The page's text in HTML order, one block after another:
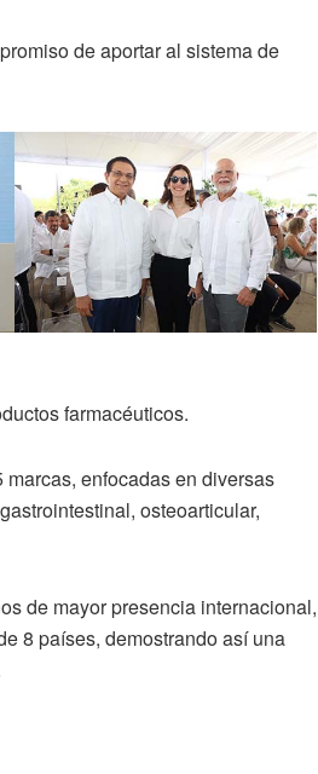
de aportar al sistema de
farmacéuticos.
enfocadas en diversas
osteoarticular,
de mayor presencia internacional,
8 países, demostrando así una